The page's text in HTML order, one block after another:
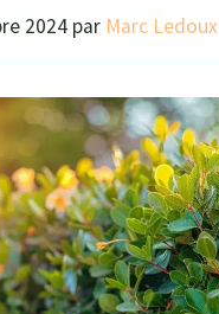
2024 par Marc Ledoux